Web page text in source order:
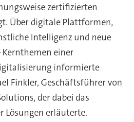
zertifizierten
Über digitale Plattformen,
Intelligenz und neue
einer
informierte
Finkler, Geschäftsführer von
der dabei das
Lösungen erläuterte.